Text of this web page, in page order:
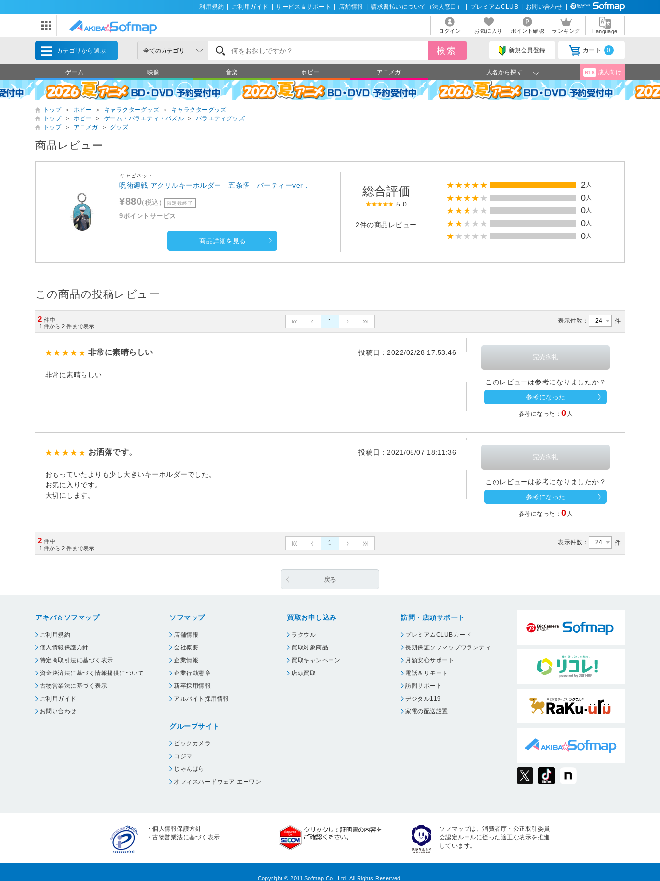
利用規約 ご利用ガイド サービス＆サポート 店舗情報 請求書払いについて（法人窓口） プレミアムCLUB お問い合わせ
ログイン お気に入り ポイント確認 ランキング Language
カテゴリから選ぶ 新規会員登録 カート 0
ゲーム 映像 音楽 ホビー アニメガ 人名から探す R18 成人向け
トップ ＞ ホビー ＞ キャラクターグッズ ＞
キャラクターグッズ
トップ
＞ ホビー ＞ ゲーム・バラエティ・パズル ＞
バラエティグッズ
トップ
＞ アニメガ ＞ グッズ
商品レビュー
キャビネット
呪術廻戦 アクリルキーホルダー 五条悟 パーティーver．
¥880(税込) 限定数終了
9ポイントサービス
商品詳細を見る
総合評価
5.0
2件の商品レビュー
2 人
0 人
0 人
0 人
0 人
この商品の投稿レビュー
2 件中
1 件から 2 件まで表示
1 表示件数： 件
非常に素晴らしい 投稿日：2022/02/28 17:53:46
非常に素晴らしい
このレビューは参考になりましたか？
参考になった
参考になった：0 人
お洒落です。 投稿日：2021/05/07 18:11:36
おもっていたよりも少し大きいキーホルダーでした。
お気に入りです。
大切にします。
このレビューは参考になりましたか？
参考になった
参考になった：0 人
2 件中
1 件から 2 件まで表示
1 表示件数： 件
戻る
アキバ☆ソフマップ
ご利用規約
個人情報保護方針
特定商取引法に基づく表示
資金決済法に基づく情報提供について
古物営業法に基づく表示
ご利用ガイド
お問い合わせ
ソフマップ
店舗情報
会社概要
企業情報
企業行動憲章
新卒採用情報
アルバイト採用情報
グループサイト
ビックカメラ
コジマ
じゃんぱら
オフィスハードウェア エーワン
買取お申し込み
ラクウル
買取対象商品
買取キャンペーン
店頭買取
訪問・店頭サポート
プレミアムCLUBカード
長期保証ソフマップワランティ
月額安心サポート
電話＆リモート
訪問サポート
デジタル119
家電の配送設置
・個人情報保護方針
・古物営業法に基づく表示
ソフマップは、消費者庁・公正取引委員
会認定ルールに従った適正な表示を推進
しています。
Copyright © 2011 Sofmap Co., Ltd. All Rights Reserved.